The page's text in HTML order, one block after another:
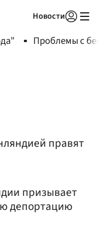
Новости
Проблемы с
правят
призывает
депортацию